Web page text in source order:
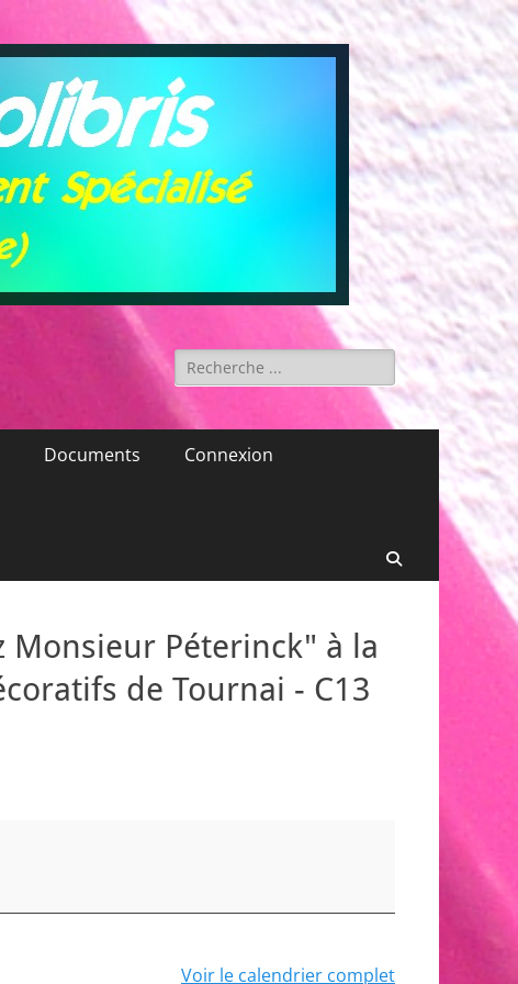
Rechercher :
Documents Connexion
Recherche
Péterinck" à la
de Tournai - C13
Voir le calendrier complet